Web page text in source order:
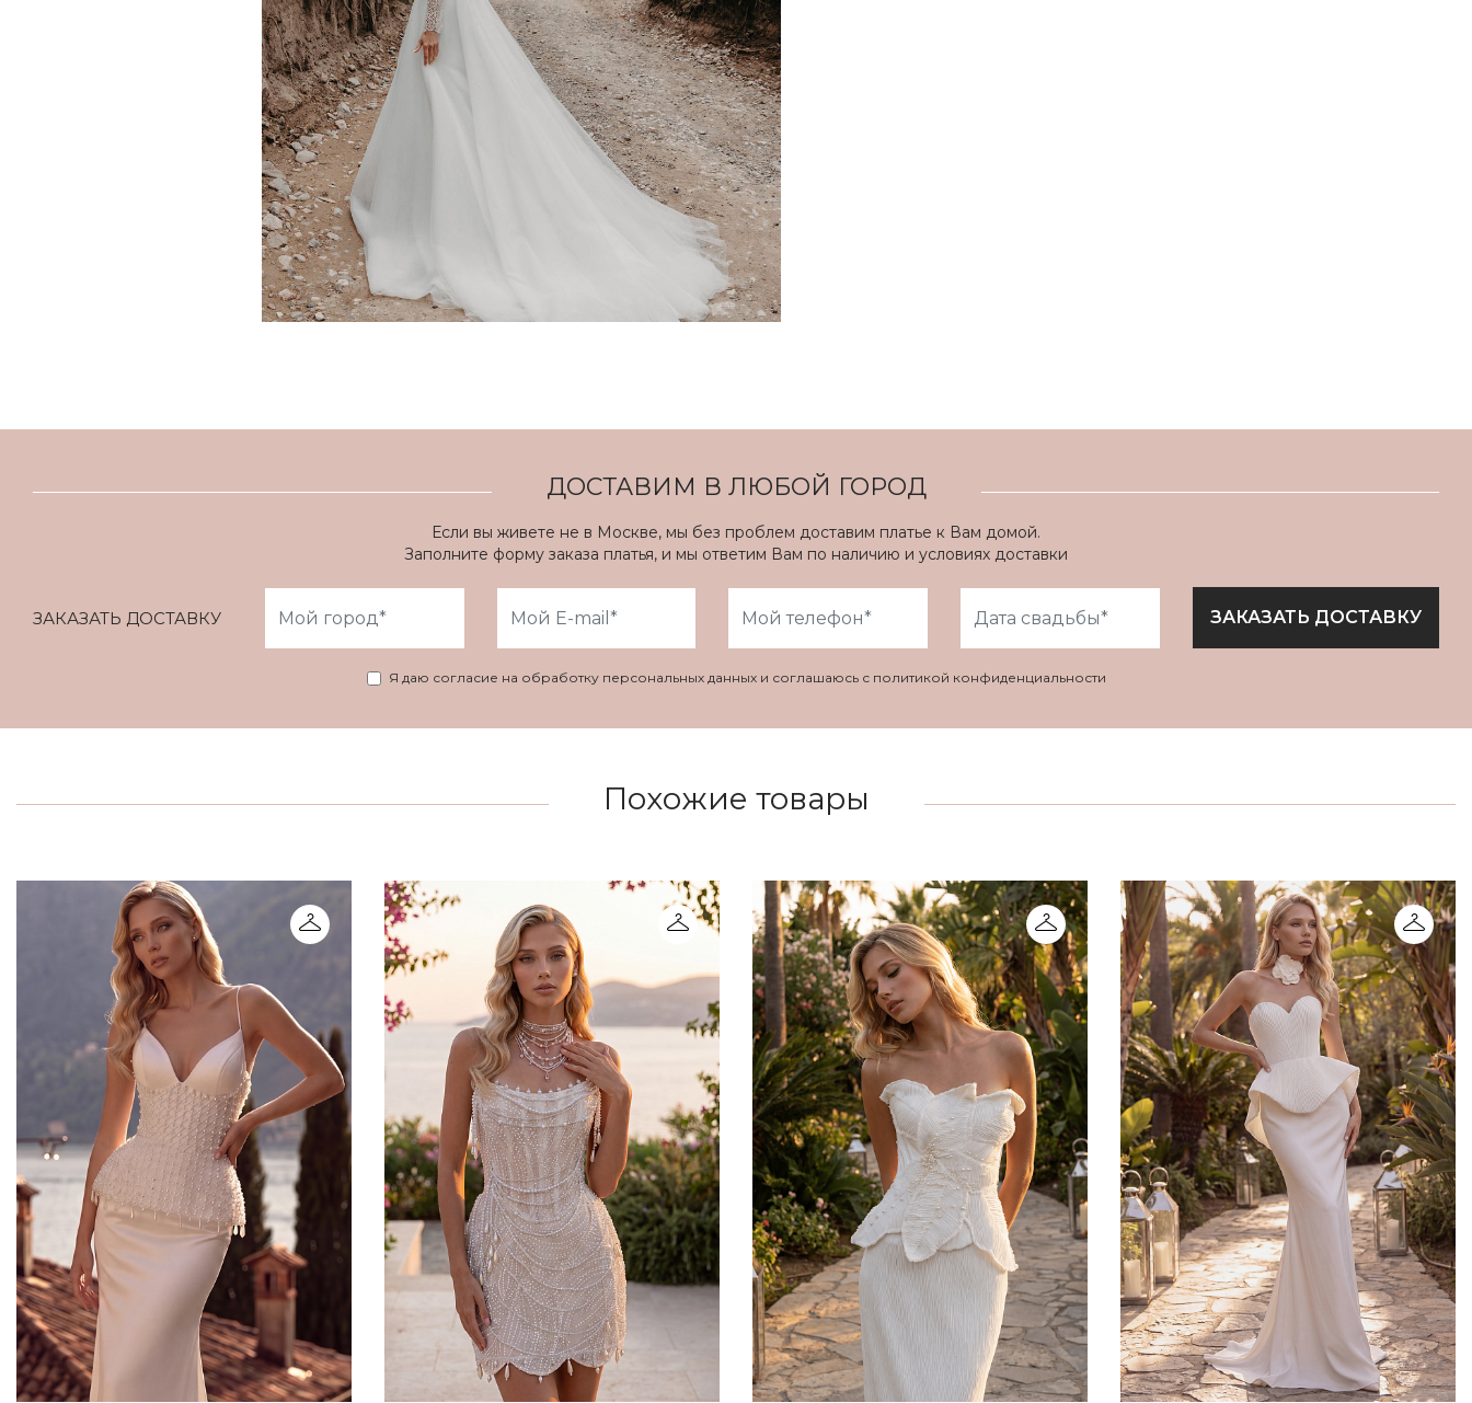
ДОСТАВИМ В ЛЮБОЙ ГОРОД
Если вы живете не в Москве, мы без проблем доставим платье к Вам домой.
Заполните форму заказа платья, и мы ответим Вам по наличию и условиях доставки
ЗАКАЗАТЬ ДОСТАВКУ ЗАКАЗАТЬ ДОСТАВКУ
Я даю согласие на обработку персональных данных и соглашаюсь с политикой конфиденциальности
Похожие товары